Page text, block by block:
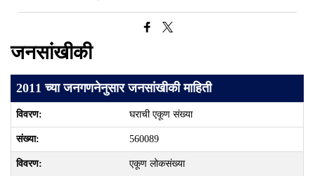
जनसांखीकी
2011 च्या जनगणनेनुसार जनसांखीकी माहिती
घराची एकूण संख्या
560089
एकूण लोकसंख्या